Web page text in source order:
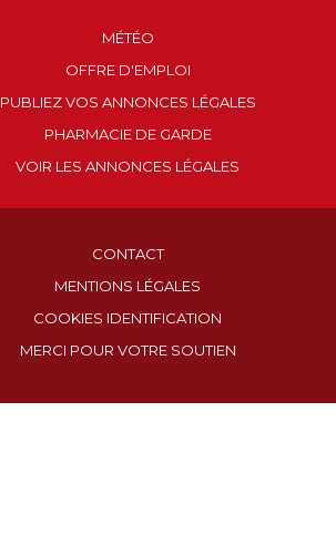
MÉTÉO
OFFRE D'EMPLOI
PUBLIEZ VOS ANNONCES LÉGALES
PHARMACIE DE GARDE
VOIR LES ANNONCES LÉGALES
CONTACT
MENTIONS LÉGALES
COOKIES IDENTIFICATION
MERCI POUR VOTRE SOUTIEN